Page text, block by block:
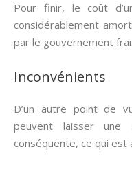
Pour finir, le coût
considérablement
par le gouvernement
Inconvénients
D’un autre point de
peuvent laisser
conséquente, ce qui est